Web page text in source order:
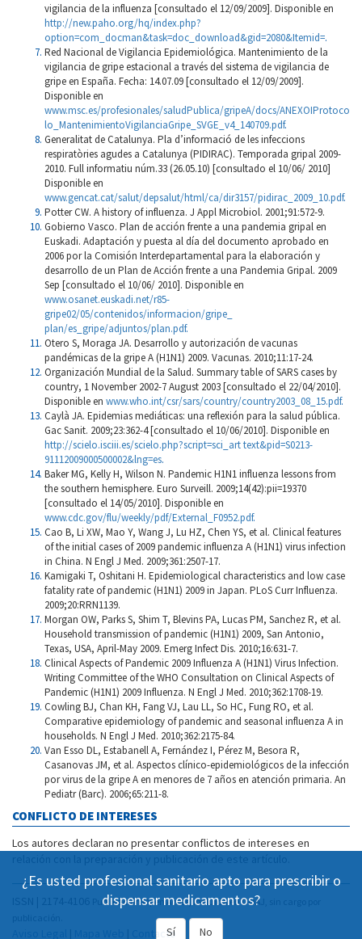
vigilancia de la influenza [consultado el 12/09/2009]. Disponible en
http://new.paho.org/hq/index.php?
option=com_docman&task=doc_download&gid=2080&Itemid=.
Red Nacional de Vigilancia Epidemiológica. Mantenimiento de la
vigilancia de gripe estacional a través del sistema de vigilancia de
gripe en España. Fecha: 14.07.09 [consultado el 12/09/2009].
Disponible en
www.msc.es/profesionales/saludPublica/gripeA/docs/ANEXOIProtoco
lo_MantenimientoVigilanciaGripe_SVGE_v4_140709.pdf.
Generalitat de Catalunya. Pla d’informació de les infeccions
respiratòries agudes a Catalunya (PIDIRAC). Temporada gripal 2009-
2010. Full informatiu núm.33 (26.05.10) [consultado el 10/06/ 2010]
Disponible en
www.gencat.cat/salut/depsalut/html/ca/dir3157/pidirac_2009_10.pdf.
Potter CW. A history of influenza. J Appl Microbiol. 2001;91:572-9.
Gobierno Vasco. Plan de acción frente a una pandemia gripal en
Euskadi. Adaptación y puesta al día del documento aprobado en
2006 por la Comisión Interdepartamental para la elaboración y
desarrollo de un Plan de Acción frente a una Pandemia Gripal. 2009
Sep [consultado el 10/06/ 2010]. Disponible en
www.osanet.euskadi.net/r85-
gripe02/05/contenidos/informacion/gripe_
plan/es_gripe/adjuntos/plan.pdf.
Otero S, Moraga JA. Desarrollo y autorización de vacunas
pandémicas de la gripe A (H1N1) 2009. Vacunas. 2010;11:17-24.
Organización Mundial de la Salud. Summary table of SARS cases by
country, 1 November 2002-7 August 2003 [consultado el 22/04/2010].
Disponible en www.who.int/csr/sars/country/country2003_08_15.pdf.
Caylà JA. Epidemias mediáticas: una reflexión para la salud pública.
Gac Sanit. 2009;23:362-4 [consultado el 10/06/2010]. Disponible en
http://scielo.isciii.es/scielo.php?script=sci_art text&pid=S0213-
91112009000500002&lng=es.
Baker MG, Kelly H, Wilson N. Pandemic H1N1 influenza lessons from
the southern hemisphere. Euro Surveill. 2009;14(42):pii=19370
[consultado el 14/05/2010]. Disponible en
www.cdc.gov/flu/weekly/pdf/External_F0952.pdf.
Cao B, Li XW, Mao Y, Wang J, Lu HZ, Chen YS, et al. Clinical features
of the initial cases of 2009 pandemic influenza A (H1N1) virus infection
in China. N Engl J Med. 2009;361:2507-17.
Kamigaki T, Oshitani H. Epidemiological characteristics and low case
fatality rate of pandemic (H1N1) 2009 in Japan. PLoS Curr Influenza.
2009;20:RRN1139.
Morgan OW, Parks S, Shim T, Blevins PA, Lucas PM, Sanchez R, et al.
Household transmission of pandemic (H1N1) 2009, San Antonio,
Texas, USA, April-May 2009. Emerg Infect Dis. 2010;16:631-7.
Clinical Aspects of Pandemic 2009 Influenza A (H1N1) Virus Infection.
Writing Committee of the WHO Consultation on Clinical Aspects of
Pandemic (H1N1) 2009 Influenza. N Engl J Med. 2010;362:1708-19.
Cowling BJ, Chan KH, Fang VJ, Lau LL, So HC, Fung RO, et al.
Comparative epidemiology of pandemic and seasonal influenza A in
households. N Engl J Med. 2010;362:2175-84.
Van Esso DL, Estabanell A, Fernández I, Pérez M, Besora R,
Casanovas JM, et al. Aspectos clínico-epidemiológicos de la infección
por virus de la gripe A en menores de 7 años en atención primaria. An
Pediatr (Barc). 2006;65:211-8.
CONFLICTO DE INTERESES
Los autores declaran no presentar conflictos de intereses en
¿Es usted profesional sanitario apto para prescribir o
dispensar medicamentos?
Sí No
Publicación Open Acess, incluida en DOAJ, sin cargo por
Contacto